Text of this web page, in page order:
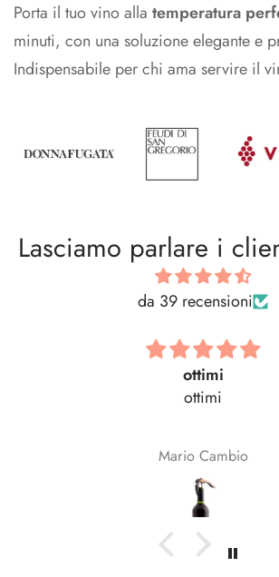
Porta il tuo vino alla temperatura
minuti, con una soluzione elegante e
Indispensabile per chi ama servire il
Lasciamo parlare i
da 39 recensioni